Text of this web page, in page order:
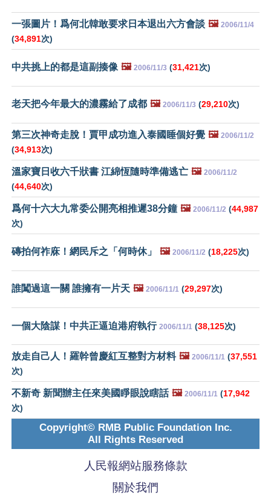
一張圖片！爲何北韓敢要求日本退出六方會談 🖼️ 2006/11/4
(34,891次)
中共挑上的都是這副揍像 🖼️ 2006/11/3 (31,421次)
老天把今年最大的濃霧給了成都 🖼️ 2006/11/3 (29,210次)
第三次神奇走脫！賈甲成功進入泰國睡個好覺 🖼️ 2006/11/2
(34,913次)
溫家寶日收六千狀書 江綿恆隨時準備逃亡 🖼️ 2006/11/2
(44,640次)
爲何十六大九常委公開亮相推遲38分鐘 🖼️ 2006/11/2 (44,987
次)
磚拍何祚庥！網民斥之「何時休」 🖼️ 2006/11/2 (18,225次)
誰闖過這一關 誰擁有一片天 🖼️ 2006/11/1 (29,297次)
一個大陰謀！中共正逼迫港府執行 2006/11/1 (38,125次)
放走自己人！羅幹曾慶紅互整對方材料 🖼️ 2006/11/1 (37,551
次)
不新奇 新聞辦主任來美國睜眼說瞎話 🖼️ 2006/11/1 (17,942
次)
Copyright© RMB Public Foundation Inc.
All Rights Reserved
人民報網站服務條款
關於我們